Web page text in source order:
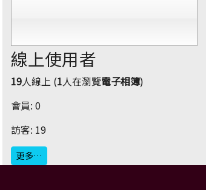
線上使用者
19人線上 (1人在瀏覽電子相簿)
會員: 0
訪客: 19
更多…